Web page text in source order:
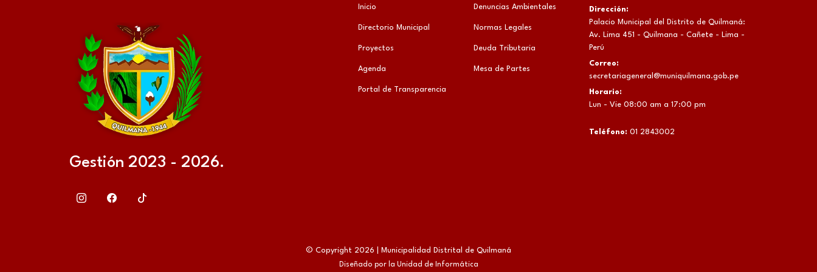
Gestión 2023 - 2026.
Inicio
Directorio Municipal
Proyectos
Agenda
Portal de Transparencia
Denuncias Ambientales
Normas Legales
Deuda Tributaria
Mesa de Partes
Dirección:
Palacio Municipal del Distrito de Quilmaná:
Av. Lima 451 - Quilmana - Cañete - Lima -
Perú
Correo:
secretariageneral@muniquilmana.gob.pe
Horario:
Lun - Vie 08:00 am a 17:00 pm
Teléfono: 01 2843002
© Copyright 2026 | Municipalidad Distrital de Quilmaná
Diseñado por la Unidad de Informática